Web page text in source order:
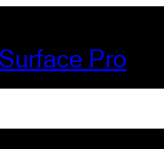
Surface Pro